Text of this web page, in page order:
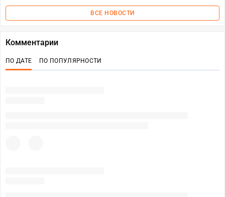
ВСЕ НОВОСТИ
Комментарии
ПО ДАТЕ ПО ПОПУЛЯРНОСТИ